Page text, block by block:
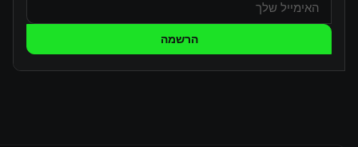
הרשמה